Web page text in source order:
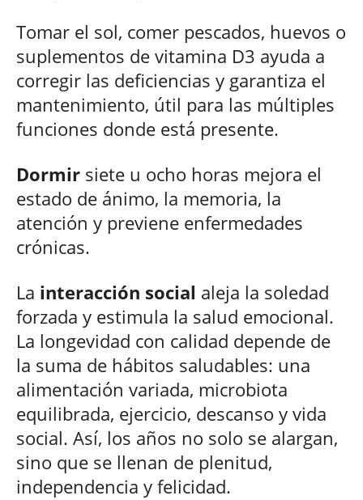
Tomar el sol, comer pescados, huevos o
suplementos de vitamina D3 ayuda a
corregir las deficiencias y garantiza el
mantenimiento, útil para las múltiples
funciones donde está presente.
Dormir siete u ocho horas mejora el
estado de ánimo, la memoria, la
atención y previene enfermedades
crónicas.
La interacción social aleja la soledad
forzada y estimula la salud emocional.
La longevidad con calidad depende de
la suma de hábitos saludables: una
alimentación variada, microbiota
equilibrada, ejercicio, descanso y vida
social. Así, los años no solo se alargan,
sino que se llenan de plenitud,
independencia y felicidad.